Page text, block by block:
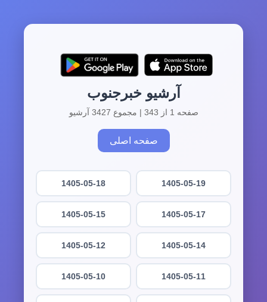
آرشیو خبرجنوب
صفحه 1 از 343 | مجموع 3427 آرشیو
صفحه اصلی
1405-05-19
1405-05-18
1405-05-17
1405-05-15
1405-05-14
1405-05-12
1405-05-11
1405-05-10